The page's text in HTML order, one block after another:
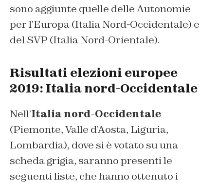
sono aggiunte quelle delle Autonomie
per l’Europa (Italia Nord-Occidentale) e
del SVP (Italia Nord-Orientale).
Risultati elezioni europee
2019: Italia nord-Occidentale
Nell’Italia nord-Occidentale
(Piemonte, Valle d’Aosta, Liguria,
Lombardia), dove si è votato su una
scheda grigia, saranno presenti le
seguenti liste, che hanno ottenuto i